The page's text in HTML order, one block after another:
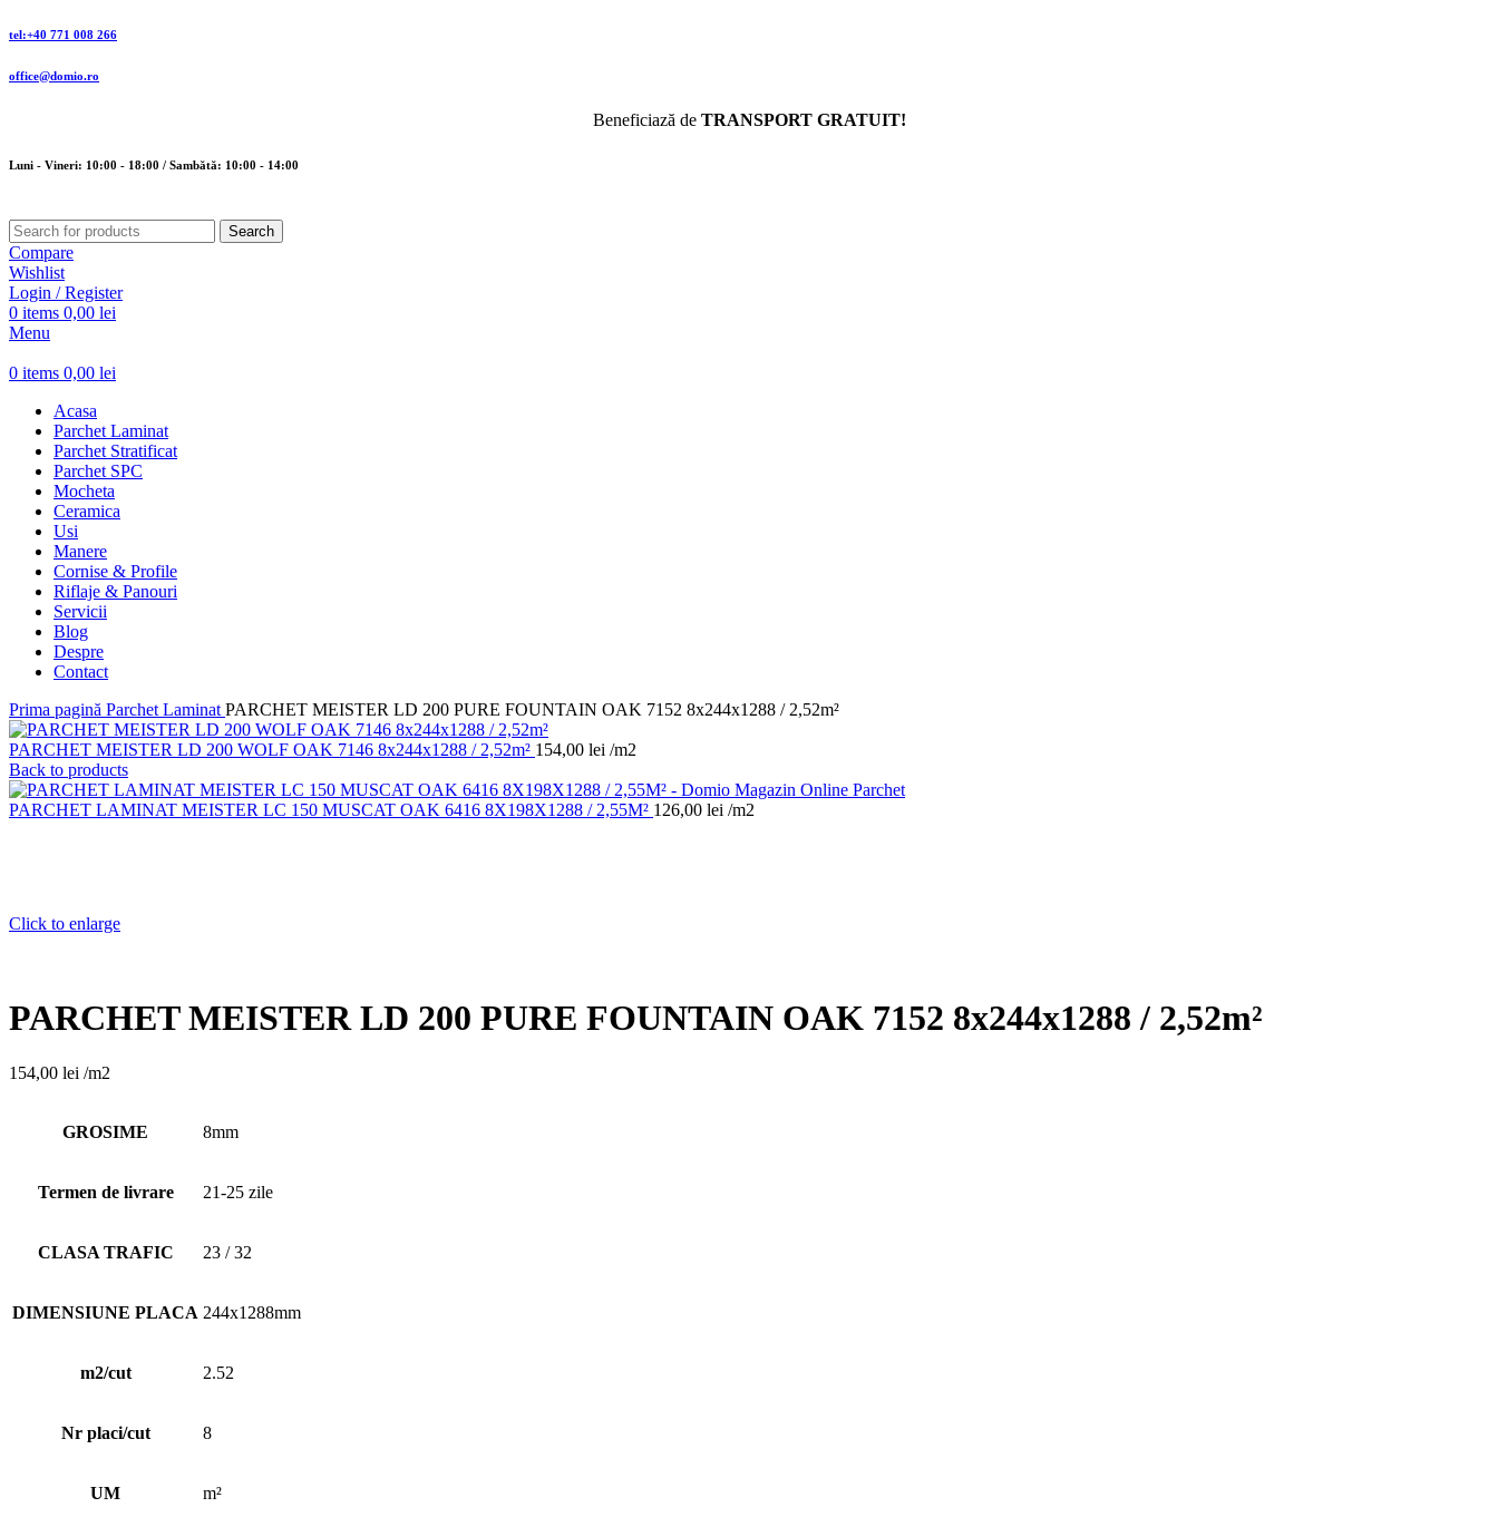
tel:+40 771 008 266
office@domio.ro
Beneficiază de TRANSPORT GRATUIT!
Luni - Vineri: 10:00 - 18:00 / Sambătă: 10:00 - 14:00
Search
Compare
Wishlist
Login / Register
0 items 0,00 lei
Menu
0 items 0,00 lei
Acasa
Parchet Laminat
Parchet Stratificat
Parchet SPC
Mocheta
Ceramica
Usi
Manere
Cornise & Profile
Riflaje & Panouri
Servicii
Blog
Despre
Contact
Prima pagină Parchet Laminat PARCHET MEISTER LD 200 PURE FOUNTAIN OAK 7152 8x244x1288 / 2,52m²
PARCHET MEISTER LD 200 WOLF OAK 7146 8x244x1288 / 2,52m² 154,00 lei /m2
Back to products
PARCHET LAMINAT MEISTER LC 150 MUSCAT OAK 6416 8X198X1288 / 2,55M² 126,00 lei /m2
Click to enlarge
PARCHET MEISTER LD 200 PURE FOUNTAIN OAK 7152 8x244x1288 / 2,52m²
154,00 lei /m2
GROSIME 8mm
Termen de livrare 21-25 zile
CLASA TRAFIC 23 / 32
DIMENSIUNE PLACA 244x1288mm
m2/cut 2.52
Nr placi/cut 8
UM m²